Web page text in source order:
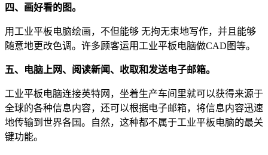
四、画好看的图。
用工业平板电脑绘画，不但能够 无拘无束地写作，并且能够
随意地更改色调。许多顾客运用工业平板电脑做CAD图等。
五、电脑上网、阅读新闻、收取和发送电子邮箱。
工业平板电脑连接英特网，坐着生产车间里就可以获得来源于
全球的各种信息内容，还可以根据电子邮箱，将信息内容迅速
地传输到世界各国。自然，这种都不属于工业平板电脑的最关
键功能。